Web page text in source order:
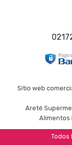
Sitio web
Areté
Alimentos
Todos